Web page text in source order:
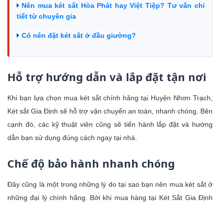
Nên mua két sắt Hòa Phát hay Việt Tiệp? Tư vấn chi
tiết từ chuyên gia
Có nên đặt két sắt ở đầu giường?
Hỗ trợ hướng dẫn và lắp đặt tận nơi
Khi bạn lựa chọn mua két sắt chính hãng tại Huyện Nhơn Trạch,
Két sắt Gia Định sẽ hỗ trợ vận chuyển an toàn, nhanh chóng. Bên
cạnh đó, các kỹ thuật viên cũng sẽ tiến hành lắp đặt và hướng
dẫn bạn sử dụng đúng cách ngay tại nhà.
Chế độ bảo hành nhanh chóng
Đây cũng là một trong những lý do tại sao bạn nên mua két sắt ở
những đại lý chính hãng. Bởi khi mua hàng tại Két Sắt Gia Định